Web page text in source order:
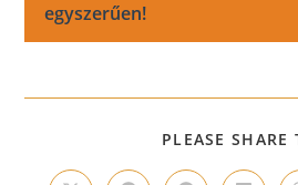
egyszerűen!
PLEASE SHARE